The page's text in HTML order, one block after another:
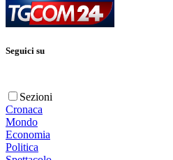
Seguici su
Sezioni
Cronaca
Mondo
Economia
Politica